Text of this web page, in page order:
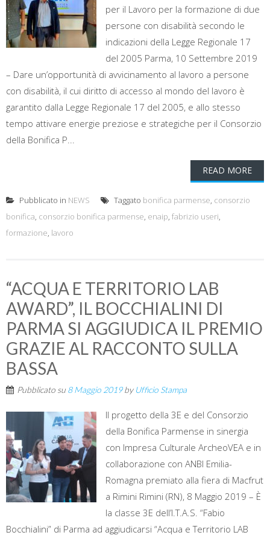
per il Lavoro per la formazione di due
persone con disabilità secondo le
indicazioni della Legge Regionale 17
del 2005 Parma, 10 Settembre 2019
– Dare un’opportunità di avvicinamento al lavoro a persone
con disabilità, il cui diritto di accesso al mondo del lavoro è
garantito dalla Legge Regionale 17 del 2005, e allo stesso
tempo attivare energie preziose e strategiche per il Consorzio
della Bonifica P...
READ MORE
Pubblicato in NEWS Taggato bonifica parmense, consorzio
bonifica, consorzio bonifica parmense, enaip, fabrizio useri,
formazione, lavoro
“ACQUA E TERRITORIO LAB
AWARD”, IL BOCCHIALINI DI
PARMA SI AGGIUDICA IL PREMIO
GRAZIE AL RACCONTO SULLA
BASSA
Pubblicato su 8 Maggio 2019by Ufficio Stampa
Il progetto della 3E e del Consorzio
della Bonifica Parmense in sinergia
con Impresa Culturale ArcheoVEA e in
collaborazione con ANBI Emilia-
Romagna premiato alla fiera di Macfrut
a Rimini Rimini (RN), 8 Maggio 2019 – È
la classe 3E dell’I.T.A.S. “Fabio
Bocchialini” di Parma ad aggiudicarsi “Acqua e Territorio LAB